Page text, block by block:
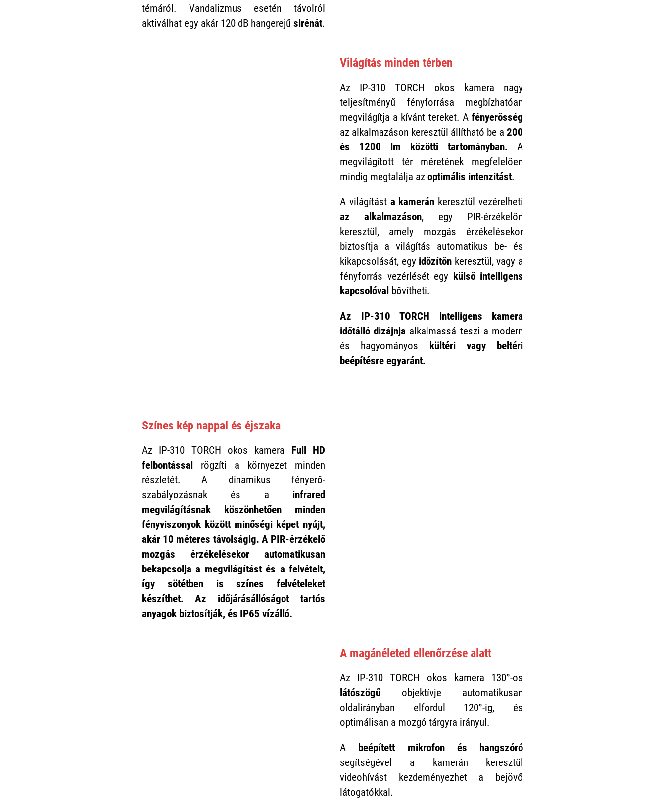
témáról. Vandalizmus esetén távolról
aktiválhat egy akár 120 dB hangerejű sirénát.
Világítás minden térben
Az IP-310 TORCH okos kamera nagy
teljesítményű fényforrása megbízhatóan
megvilágítja a kívánt tereket. A fényerősség
az alkalmazáson keresztül állítható be a 200
és 1200 lm közötti tartományban. A
megvilágított tér méretének megfelelően
mindig megtalálja az optimális intenzitást.
A világítást a kamerán keresztül vezérelheti
az alkalmazáson, egy PIR-érzékelőn
keresztül, amely mozgás érzékelésekor
biztosítja a világítás automatikus be- és
kikapcsolását, egy időzítőn keresztül, vagy a
fényforrás vezérlését egy külső intelligens
kapcsolóval bővítheti.
Az IP-310 TORCH intelligens kamera
időtálló dizájnja alkalmassá teszi a modern
és hagyományos
kültéri vagy beltéri
beépítésre egyaránt.
Színes kép nappal és éjszaka
Az IP-310 TORCH okos kamera Full HD
felbontással
rögzíti a környezet minden
részletét. A dinamikus fényerő-
szabályozásnak és a infrared
megvilágításnak köszönhetően minden
fényviszonyok között minőségi képet nyújt,
akár 10 méteres távolságig. A PIR-érzékelő
mozgás érzékelésekor automatikusan
bekapcsolja a megvilágítást és a felvételt,
így sötétben isszínes felvételeket
készíthet. Az időjárásállóságot tartós
anyagok biztosítják, és IP65 vízálló.
A magánéleted ellenőrzése alatt
Az IP-310 TORCH okos kamera 130°-os
látószögű objektívje automatikusan
oldalirányban elfordul 120°-ig, és
optimálisan a mozgó tárgyra irányul.
A
beépített mikrofon és hangszóró
segítségével a kamerán keresztül
videohívást kezdeményezhet a bejövő
látogatókkal.